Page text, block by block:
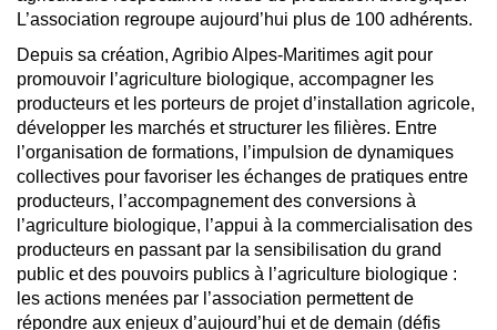
agriculteurs respectant le mode de production biologique.
Depuis sa création, Agribio Alpes-Maritimes agit pour
promouvoir l’agriculture biologique, accompagner les
producteurs et les porteurs de projet d’installation agricole,
développer les marchés et structurer les filières. Entre
l’organisation de formations, l’impulsion de dynamiques
collectives pour favoriser les échanges de pratiques entre
producteurs, l’accompagnement des conversions à
l’agriculture biologique, l’appui à la commercialisation des
producteurs en passant par la sensibilisation du grand
public et des pouvoirs publics à l’agriculture biologique :
les actions menées par l’association permettent de